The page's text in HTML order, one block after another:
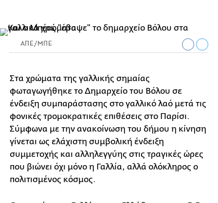
ΑΠΕ/ΜΠΕ
Στα χρώματα της γαλλικής σημαίας
φωταγωγήθηκε το Δημαρχείο του Βόλου σε
ένδειξη συμπαράστασης στο γαλλικό λαό μετά τις
φονικές τρομοκρατικές επιθέσεις στο Παρίσι.
Σύμφωνα με την ανακοίνωση του δήμου η κίνηση
γίνεται ως ελάχιστη συμβολική ένδειξη
συμμετοχής και αλληλεγγύης στις τραγικές ώρες
που βιώνει όχι μόνο η Γαλλία, αλλά ολόκληρος ο
πολιτισμένος κόσμος.